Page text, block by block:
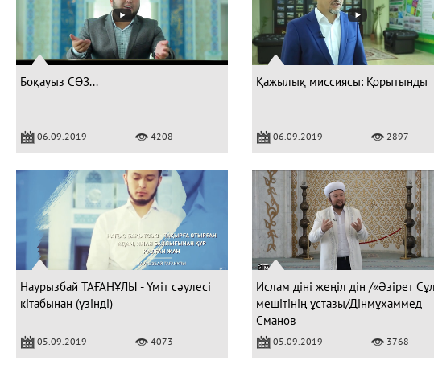
Боқауыз СӨЗ...
06.09.2019 4208
Қажылық миссиясы: Қорытынды
06.09.2019 2897
Наурызбай ТАҒАНҰЛЫ - Үміт сәулесі
кітабынан (үзінді)
05.09.2019 4073
Ислам діні жеңіл дін /«Әзірет
мешітінің ұстазы/Дінмұхаммед
Сманов
05.09.2019 3768